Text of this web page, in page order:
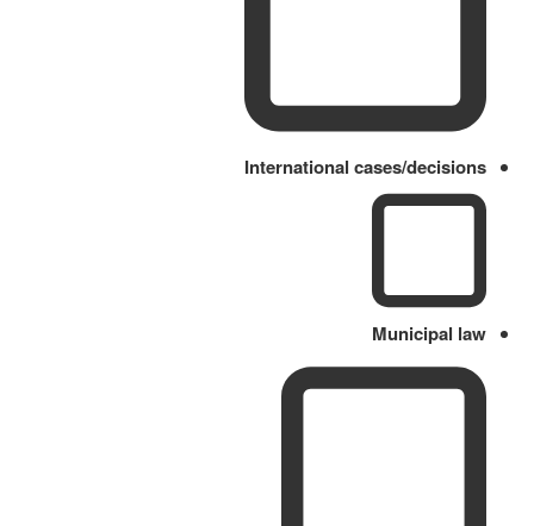
International cases/decisions
Municipal law